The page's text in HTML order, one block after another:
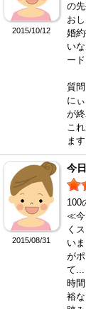
2015/10/12
の
お
婚
い
ー
質
に
が
こ
ま
2015/08/31
今
100
≪今
く
い
が
て...
時
裕